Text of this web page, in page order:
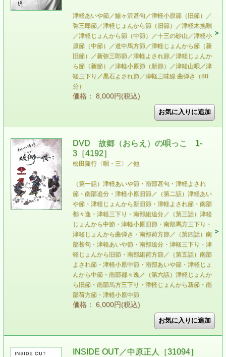
津軽あいや節／鯵ヶ沢甚句／津軽小原節（旧節）／
弥三郎節／津軽じょんから節（旧節）／津軽木挽唄
／津軽じょんから節（中節）／十三の砂山／津軽小
原節（中節）／道中馬方節／津軽じょんから節（新
旧節）／新弥三郎節／津軽よされ節／津軽じょんか
ら節（新節）／津軽小原節（新節）／津軽山唄／津
軽三下り／黒石よされ節／津軽三味線 曲弾き（88
分）
価格： 8,000円(税込)
DVD 故郷（おらえ）の唄っこ 1-
3［4192］
松田隆行〈唄・三〉／他
（第一話）津軽あいや節・南部甚句・津軽よされ
節・南部追分・津軽小原旧節／（第二話）津軽あい
や節・津軽じょんから新旧節・津軽よされ節・南部
都々逸・津軽三下り・南部組追分／（第三話）津軽
じょんから中節・津軽小原旧節・南部馬方三下り・
津軽じょんから曲弾き・南部荷方節／（第四話）南
部甚句・津軽あいや節・南部追分・津軽三下り・津
軽じょんから旧節・南部組荷方節／（第五話）南部
よされ節・津軽小原中節・南部あいや節・津軽じょ
んから中節・南部都々逸／（第六話）津軽じょんか
ら旧節・南部馬方三下り・津軽じょんから新節・南
部荷方節・津軽小原中節
価格： 6,000円(税込)
INSIDE OUT／中原正人［31094］